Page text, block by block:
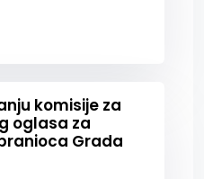
komisije za
oglasa za
Grada